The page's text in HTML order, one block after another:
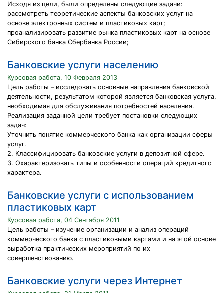
Исходя из цели, были определены следующие задачи:
рассмотреть теоретические аспекты банковских услуг на
основе электронных систем и пластиковых карт;
проанализировать развитие рынка пластиковых карт на основе
Сибирского банка Сбербанка России;
Банковские услуги населению
Курсовая работа, 10 Февраля 2013
Цель работы – исследовать основные направления банковской
деятельности, результатом которой является банковская услуга,
необходимая для обслуживания потребностей населения.
Реализация заданной цели требует постановки следующих
задач:
Уточнить понятие коммерческого банка как организации сферы
услуг.
2. Классифицировать банковские услуги в депозитной сфере.
3. Охарактеризовать типы и особенности операций кредитного
характера.
Банковские услуги с использованием
пластиковых карт
Курсовая работа, 04 Сентября 2011
Цель работы – изучение организации и анализ операций
коммерческого банка с пластиковыми картами и на этой основе
выработка практических мероприятий по их
совершенствованию.
Банковские услуги через Интернет